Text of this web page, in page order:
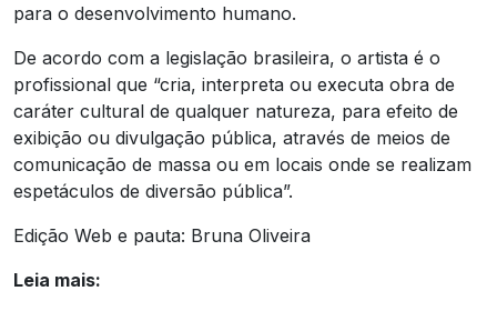
para o desenvolvimento humano.
De acordo com a legislação brasileira, o artista é o
profissional que “cria, interpreta ou executa obra de
caráter cultural de qualquer natureza, para efeito de
exibição ou divulgação pública, através de meios de
comunicação de massa ou em locais onde se realizam
espetáculos de diversão pública”.
Edição Web e pauta: Bruna Oliveira
Leia mais: